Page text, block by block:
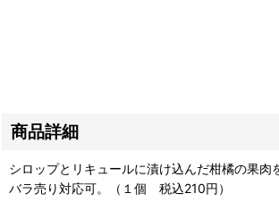
商品詳細
シロップとリキュールに漬け込んだ柑橘の果肉
バラ売り対応可。（１個 税込210円）